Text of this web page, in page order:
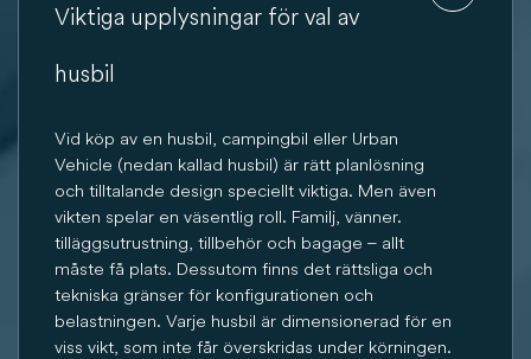
Viktiga upplysningar för val av
husbil
Vid köp av en husbil, campingbil eller Urban
Vehicle (nedan kallad husbil) är rätt planlösning
och tilltalande design speciellt viktiga. Men även
vikten spelar en väsentlig roll. Familj, vänner.
tilläggsutrustning, tillbehör och bagage – allt
måste få plats. Dessutom finns det rättsliga och
tekniska gränser för konfigurationen och
belastningen. Varje husbil är dimensionerad för en
viss vikt, som inte får överskridas under körningen.